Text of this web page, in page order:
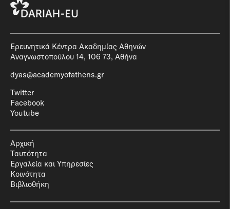
Ερευνητικά Κέντρα Ακαδημίας Αθηνών
Αναγνωστοπούλου 14, 106 73, Αθήνα
dyas@academyofathens.gr
Twitter
Facebook
Youtube
Αρχική
Ταυτότητα
Εργαλεία και Υπηρεσίες
Κοινότητα
Βιβλιοθήκη